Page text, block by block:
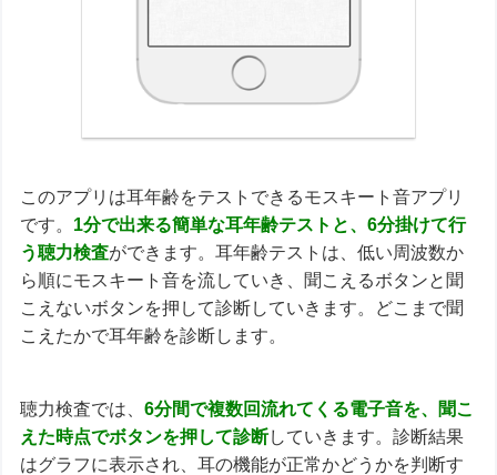
このアプリは耳年齢をテストできるモスキート音アプリ
です。 1分で出来る簡単な耳年齢テストと、6分掛けて行
う聴力検査ができます。耳年齢テストは、低い周波数か
ら順にモスキート音を流していき、聞こえるボタンと聞
こえないボタンを押して診断していきます。どこまで聞
こえたかで耳年齢を診断します。
聴力検査では、6分間で複数回流れてくる電子音を、聞こ
えた時点でボタンを押して診断していきます。診断結果
はグラフに表示され、耳の機能が正常かどうかを判断す